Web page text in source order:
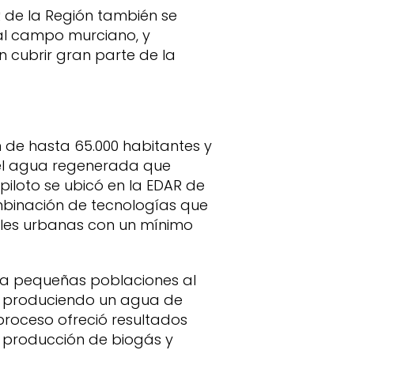
la Región también se
campo murciano, y
cubrir gran parte de la
hasta 65.000 habitantes y
agua regenerada que
se ubicó en la EDAR de
de tecnologías que
urbanas con un mínimo
pequeñas poblaciones al
un agua de
ofreció resultados
de biogás y